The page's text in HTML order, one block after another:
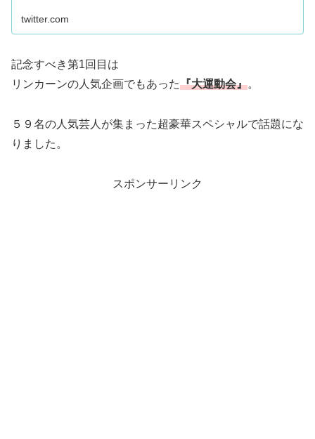
twitter.com
記念すべき第1回目は
リンカーンの人気企画でもあった『大運動会』。
５９名の人気芸人が集まった超豪華スペシャルで話題にな
りました。
スポンサーリンク